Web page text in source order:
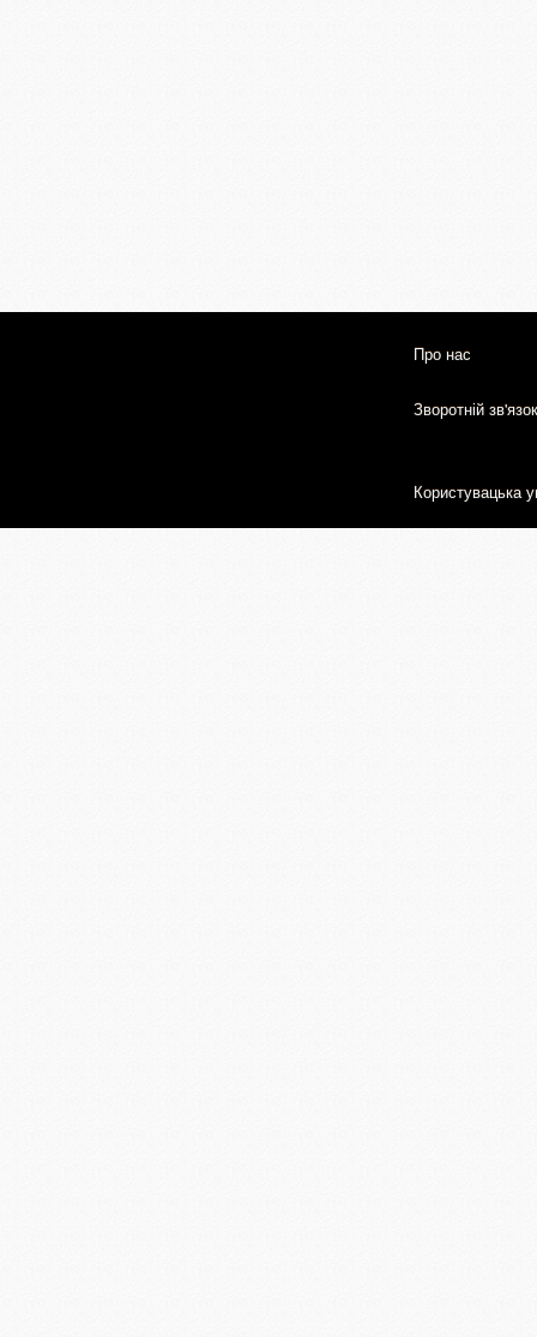
Про нас
Зворотній зв'язок
Користувацька